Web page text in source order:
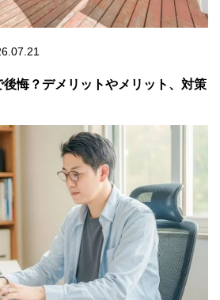
悔？デメリットやメリット、対策